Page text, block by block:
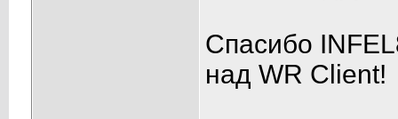
Спасибо
над WR Client!